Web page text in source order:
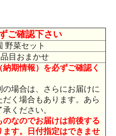
ご確認下さい
野菜セット
目おまかせ
納期情報）を必ずご確認く
場合は、さらにお届けに
だく場合もあります。あら
ください。
なのでお届けは前後する
ます。日付指定はできませ